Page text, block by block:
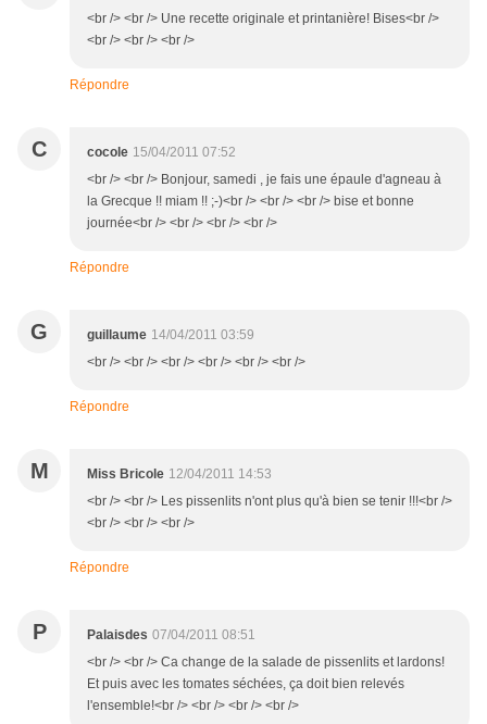
<br /> <br /> Une recette originale et printanière! Bises<br />
<br /> <br /> <br />
Répondre
C cocole 15/04/2011 07:52
<br /> <br /> Bonjour, samedi , je fais une épaule d'agneau à
la Grecque !! miam !! ;-)<br /> <br /> <br /> bise et bonne
journée<br /> <br /> <br /> <br />
Répondre
G guillaume 14/04/2011 03:59
<br /> <br /> <br /> <br /> <br /> <br />
Répondre
M Miss Bricole 12/04/2011 14:53
<br /> <br /> Les pissenlits n'ont plus qu'à bien se tenir !!!<br />
<br /> <br /> <br />
Répondre
P Palaisdes 07/04/2011 08:51
<br /> <br /> Ca change de la salade de pissenlits et lardons!
Et puis avec les tomates séchées, ça doit bien relevés
l'ensemble!<br /> <br /> <br /> <br />